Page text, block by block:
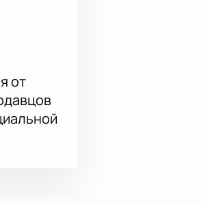
от